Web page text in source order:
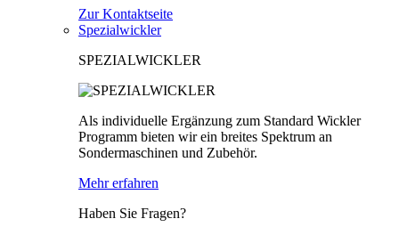
Zur Kontaktseite
Spezialwickler
SPEZIALWICKLER
Als individuelle Ergänzung zum Standard Wickler
Programm bieten wir ein breites Spektrum an
Sondermaschinen und Zubehör.
Mehr erfahren
Haben Sie Fragen?